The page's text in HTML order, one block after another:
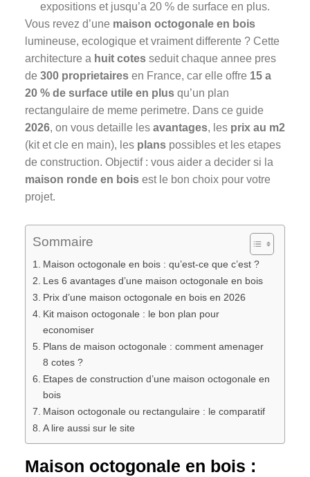
expositions et jusqu’a 20 % de surface en plus.
Vous revez d’une maison octogonale en bois
lumineuse, ecologique et vraiment differente ? Cette
architecture a huit cotes seduit chaque annee pres
de 300 proprietaires en France, car elle offre 15 a
20 % de surface utile en plus qu’un plan
rectangulaire de meme perimetre. Dans ce guide
2026, on vous detaille les avantages, les prix au m2
(kit et cle en main), les plans possibles et les etapes
de construction. Objectif : vous aider a decider si la
maison ronde en bois est le bon choix pour votre
projet.
Sommaire
Maison octogonale en bois : qu’est-ce que c’est ?
Les 6 avantages d’une maison octogonale en bois
Prix d’une maison octogonale en bois en 2026
Kit maison octogonale : le bon plan pour
economiser
Plans de maison octogonale : comment amenager
8 cotes ?
Etapes de construction d’une maison octogonale en
bois
Maison octogonale ou rectangulaire : le comparatif
A lire aussi sur le site
Maison octogonale en bois :